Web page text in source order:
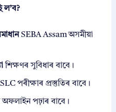
ল’ব?
SEBA Assam অসমীয়া
শিক্ষণৰ সুবিধাৰ বাবে।
পৰীক্ষাৰ প্ৰস্তুতিৰ বাবে।
অফলাইন পঢ়াৰ বাবে।